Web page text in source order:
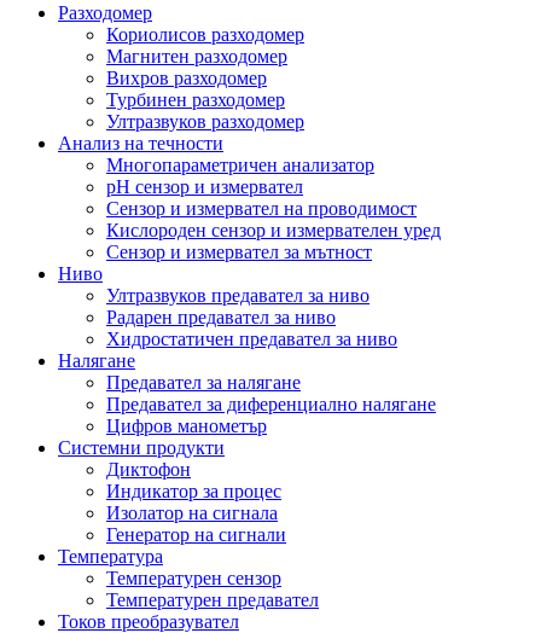
Разходомер
Кориолисов разходомер
Магнитен разходомер
Вихров разходомер
Турбинен разходомер
Ултразвуков разходомер
Анализ на течности
Многопараметричен анализатор
pH сензор и измервател
Сензор и измервател на проводимост
Кислороден сензор и измервателен уред
Сензор и измервател за мътност
Ниво
Ултразвуков предавател за ниво
Радарен предавател за ниво
Хидростатичен предавател за ниво
Налягане
Предавател за налягане
Предавател за диференциално налягане
Цифров манометър
Системни продукти
Диктофон
Индикатор за процес
Изолатор на сигнала
Генератор на сигнали
Температура
Температурен сензор
Температурен предавател
Токов преобразувател